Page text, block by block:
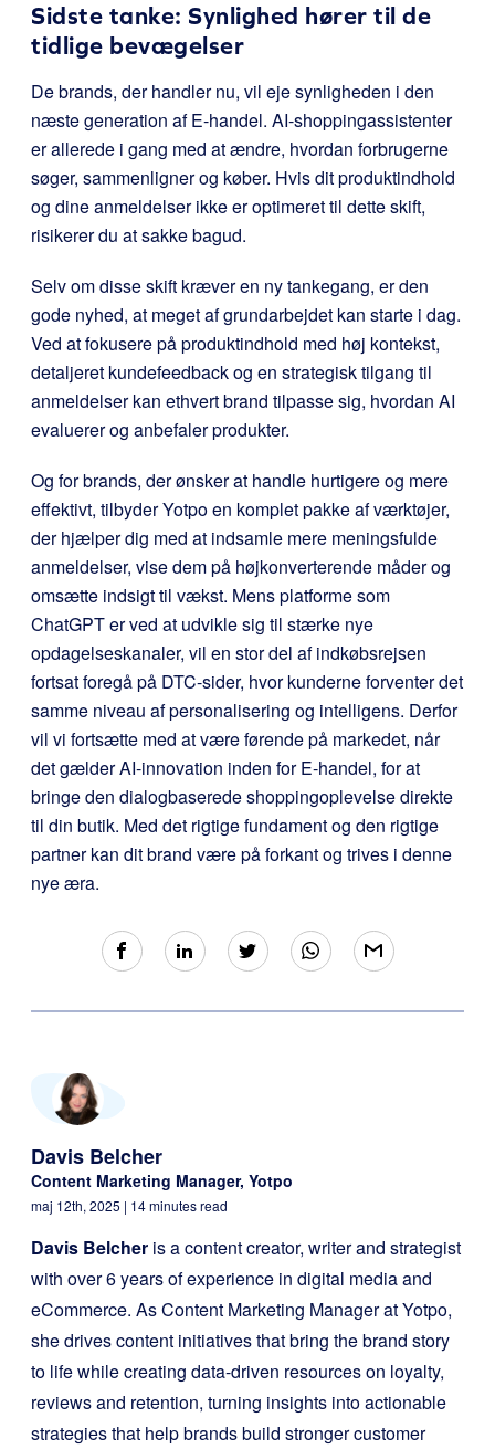
Sidste tanke: Synlighed hører til de
tidlige bevægelser
De brands, der handler nu, vil eje synligheden i den
næste generation af E-handel. AI-shoppingassistenter
er allerede i gang med at ændre, hvordan forbrugerne
søger, sammenligner og køber. Hvis dit produktindhold
og dine anmeldelser ikke er optimeret til dette skift,
risikerer du at sakke bagud.
Selv om disse skift kræver en ny tankegang, er den
gode nyhed, at meget af grundarbejdet kan starte i dag.
Ved at fokusere på produktindhold med høj kontekst,
detaljeret kundefeedback og en strategisk tilgang til
anmeldelser kan ethvert brand tilpasse sig, hvordan AI
evaluerer og anbefaler produkter.
Og for brands, der ønsker at handle hurtigere og mere
effektivt, tilbyder Yotpo en komplet pakke af værktøjer,
der hjælper dig med at indsamle mere meningsfulde
anmeldelser, vise dem på højkonverterende måder og
omsætte indsigt til vækst. Mens platforme som
ChatGPT er ved at udvikle sig til stærke nye
opdagelseskanaler, vil en stor del af indkøbsrejsen
fortsat foregå på DTC-sider, hvor kunderne forventer det
samme niveau af personalisering og intelligens. Derfor
vil vi fortsætte med at være førende på markedet, når
det gælder AI-innovation inden for E-handel, for at
bringe den dialogbaserede shoppingoplevelse direkte
til din butik. Med det rigtige fundament og den rigtige
partner kan dit brand være på forkant og trives i denne
nye æra.
Davis Belcher
Content Marketing Manager, Yotpo
maj 12th, 2025 | 14 minutes read
Davis Belcher is a content creator, writer and strategist
with over 6 years of experience in digital media and
eCommerce. As Content Marketing Manager at Yotpo,
she drives content initiatives that bring the brand story
to life while creating data-driven resources on loyalty,
reviews and retention, turning insights into actionable
strategies that help brands build stronger customer